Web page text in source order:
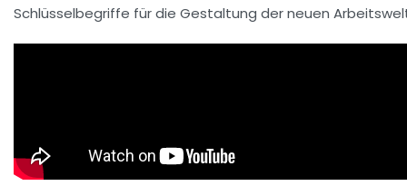
Schlüsselbegriffe für die Gestaltung der neuen